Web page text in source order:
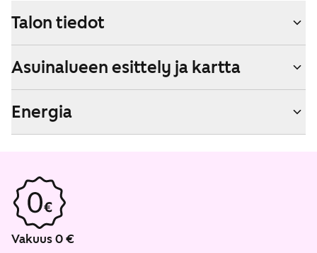
Talon tiedot
Asuinalueen esittely ja kartta
Energia
Vakuus 0 €